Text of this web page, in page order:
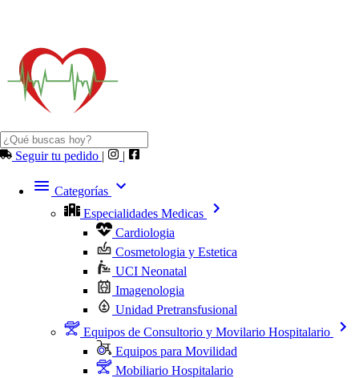
Seguir tu pedido | |
Categorías
Especialidades Medicas
Cardiologia
Cosmetologia y Estetica
UCI Neonatal
Imagenologia
Unidad Pretransfusional
Equipos de Consultorio y Movilario Hospitalario
Equipos para Movilidad
Mobiliario Hospitalario